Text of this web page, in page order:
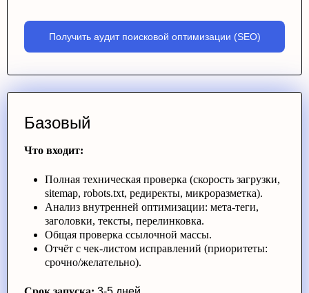
Получить аудит поисковой оптимизации (SEO)
Базовый
Что входит:
Полная техническая проверка (скорость загрузки,
sitemap, robots.txt, редиректы, микроразметка).
Анализ внутренней оптимизации: мета-теги,
заголовки, тексты, перелинковка.
Общая проверка ссылочной массы.
Отчёт с чек-листом исправлений (приоритеты:
срочно/желательно).